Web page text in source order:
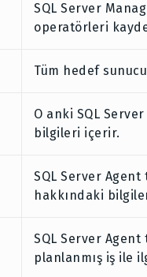
SQL Server
operatörleri
Tüm hedef
O anki SQL
bilgileri içerir.
SQL Server
hakkındaki
SQL Server
planlanmış iş ile